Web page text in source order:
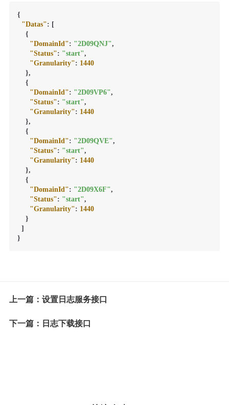
{
"Datas": [
{
"DomainId": "2D09QNJ",
"Status": "start",
"Granularity": 1440
},
{
"DomainId": "2D09VP6",
"Status": "start",
"Granularity": 1440
},
{
"DomainId": "2D09QVE",
"Status": "start",
"Granularity": 1440
},
{
"DomainId": "2D09X6F",
"Status": "start",
"Granularity": 1440
}
]
}
上一篇：设置日志服务接口
下一篇：日志下载接口